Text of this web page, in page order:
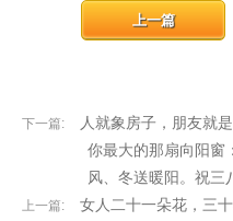
下一篇:
人就象房子，朋友就
你最大的那扇向阳窗
风、冬送暖阳。祝三
上一篇: 女人二十一朵花，三
上一篇